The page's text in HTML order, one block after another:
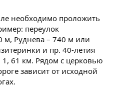
необходимо проложить
переулок
м, Руднева – 740 м или
и пр. 40-летия
61 км. Рядом с церковью
зависит от исходной